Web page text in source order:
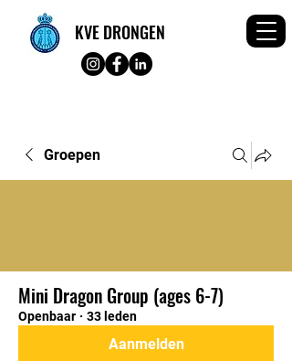
KVE DRONGEN
Groepen
Mini Dragon Group (ages 6-7)
Openbaar · 33 leden
Aanmelden